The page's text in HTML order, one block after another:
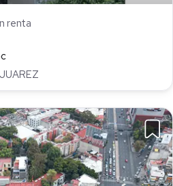
renta